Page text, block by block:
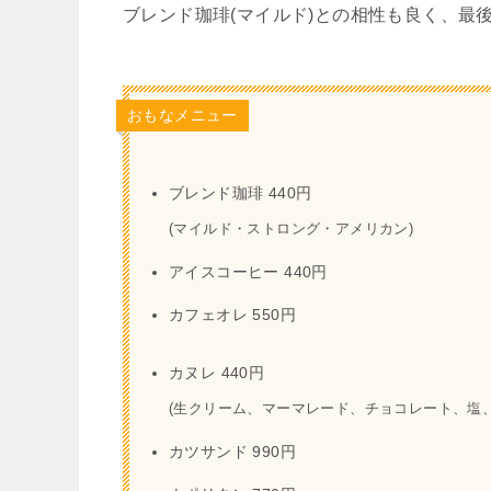
ブレンド珈琲(マイルド)との相性も良く、最
おもなメニュー
ブレンド珈琲 440円
(マイルド・ストロング・アメリカン)
アイスコーヒー 440円
カフェオレ 550円
カヌレ 440円
(生クリーム、マーマレード、チョコレート、
カツサンド 990円